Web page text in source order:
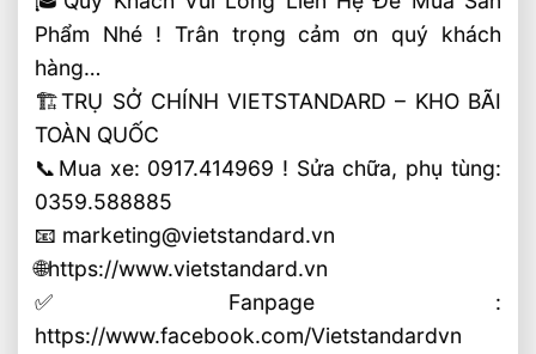
Phẩm Nhé ! Trân trọng cảm ơn quý khách
hàng…
🏗TRỤ SỞ CHÍNH VIETSTANDARD – KHO BÃI
TOÀN QUỐC
📞Mua xe: 0917.414969 ! Sửa chữa, phụ tùng:
0359.588885
📧 marketing@vietstandard.vn
🌐https://www.vietstandard.vn
✅Fanpage :
https://www.facebook.com/Vietstandardvn